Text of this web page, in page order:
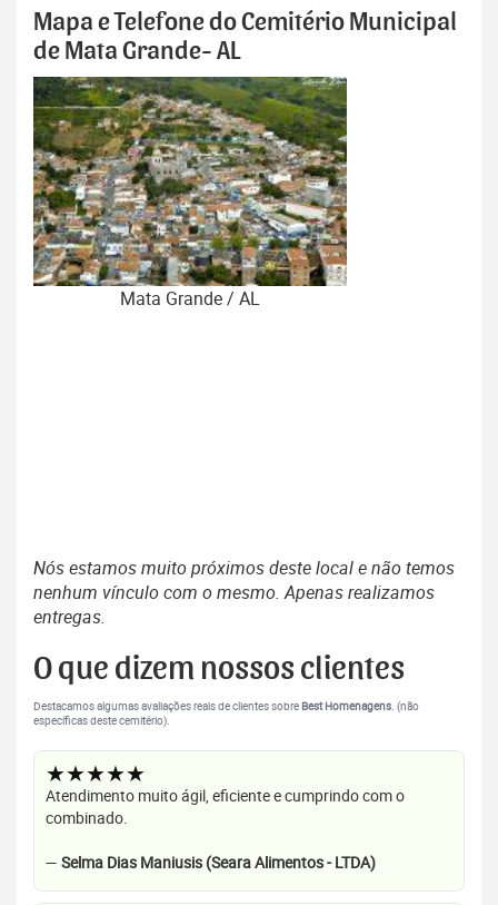
Mapa e Telefone do Cemitério Municipal
de Mata Grande- AL
Mata Grande / AL
Nós estamos muito próximos deste local e não temos
nenhum vínculo com o mesmo. Apenas realizamos
entregas.
O que dizem nossos clientes
Destacamos algumas avaliações reais de clientes sobreBest Homenagens. (não
específicas deste cemitério).
★★★★★
Atendimento muito ágil, eficiente e cumprindo com o
combinado.
— Selma Dias Maniusis (Seara Alimentos - LTDA)